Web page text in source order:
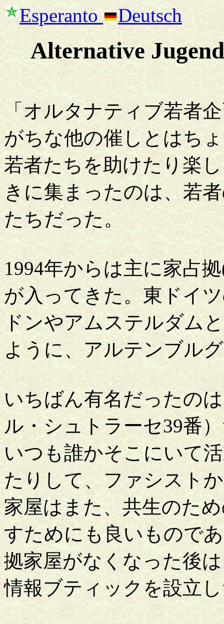
Esperanto Deutsch
Alternative
「オルタナティブ若者
がちな他の催しとはち
若者たちを助けたり楽
きに集まったのは、若
たちだった。
1994年からは主に家占
が入ってきた。東ドイ
ドンやアムステルダム
ように、アルテンブル
いちばん有名だったの
ル・シュトラーセ39番
いつも誰かそこにいて
たりして、ファシスト
家屋はまた、共生のた
すためにも良いもので
拠家屋がなくなった後
情報ブティックを設立